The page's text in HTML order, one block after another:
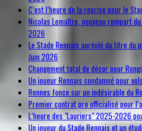
C’est l’heure de la reprise pour le
Nicolas Lemaître, nouveau rempart
2026
Le Stade Rennais auréolé du titre du
Juin 2026
Changement total de décor pour
Un joueur Rennais condamné pour
Rennes fonce sur un indésirable du
Premier contrat pro officialisé pour
L’heure des "Lauriers" 2025-2026
Un joueur du Stade Rennais et un